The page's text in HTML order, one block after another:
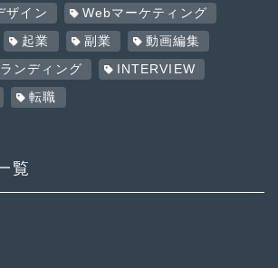
ザイン Webマーケティング
起業 副業 動画編集
ンディング INTERVIEW
転職
覧